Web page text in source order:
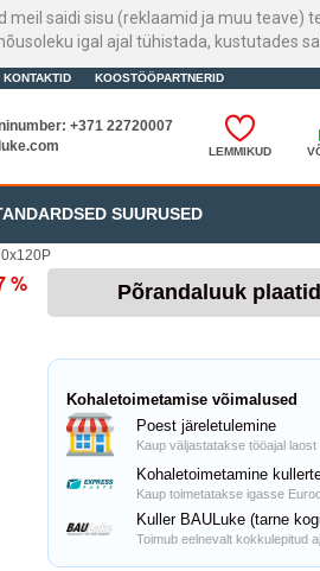
saidi sisu (reklaamid ja muu teave)
igal ajal tühistada, kustutades
KONTAKTID KOOSTÖÖPARTNERID
+371 22720007
LEMMIKUD
SUURUSED
% Põrandaluuk
Kohaletoimetamise võimalused
Poest järeletulemine
Kaup väljastatakse tööajal laost
Kohaletoimetamine
Kaup toimetatakse igasse
Kuller BAULuke (tarne
Toimub eelnevalt kokkulepitud